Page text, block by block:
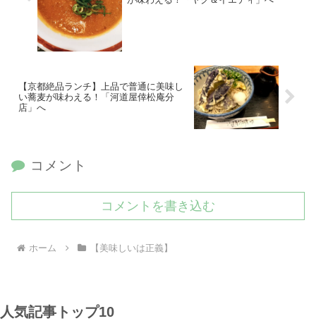
【京都絶品ランチ】上品で普通に美味し
い蕎麦が味わえる！「河道屋倖松庵分
店」へ
コメント
コメントを書き込む
ホーム 【美味しいは正義】
人気記事トップ10